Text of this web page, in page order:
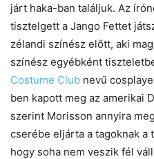
járt haka-ban találjuk. Az
tisztelgett a Jango Fettet
zélandi színész előtt, aki
színész egyébként
Costume Club nevű
ben kapott meg az amerikai
szerint Morisson annyira
cserébe eljárta a tagoknak
hogy soha nem veszik fél